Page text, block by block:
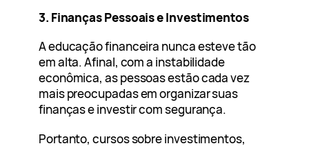
3. Finanças Pessoais e Investimentos
A educação financeira nunca esteve tão
em alta. Afinal, com a instabilidade
econômica, as pessoas estão cada vez
mais preocupadas em organizar suas
finanças e investir com segurança.
Portanto, cursos sobre investimentos,